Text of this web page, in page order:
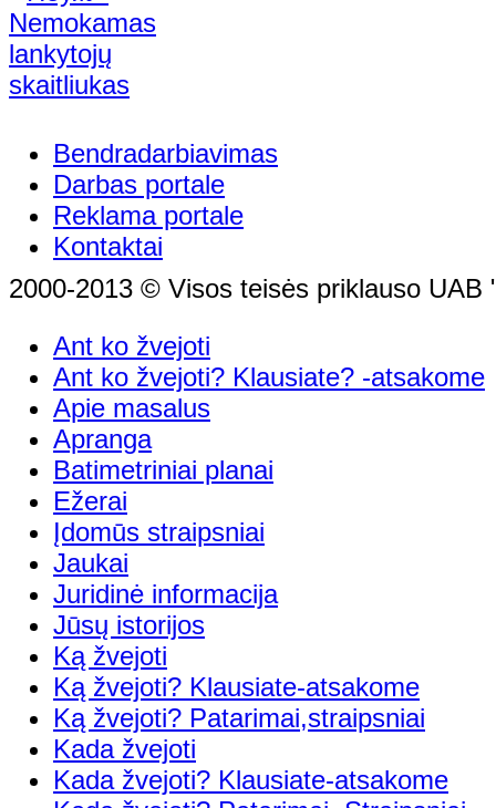
Bendradarbiavimas
Darbas portale
Reklama portale
Kontaktai
2000-2013 © Visos teisės priklauso UAB
Ant ko žvejoti
Ant ko žvejoti? Klausiate? -atsakome
Apie masalus
Apranga
Batimetriniai planai
Ežerai
Įdomūs straipsniai
Jaukai
Juridinė informacija
Jūsų istorijos
Ką žvejoti
Ką žvejoti? Klausiate-atsakome
Ką žvejoti? Patarimai,straipsniai
Kada žvejoti
Kada žvejoti? Klausiate-atsakome